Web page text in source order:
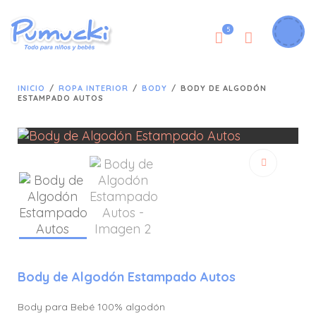
5
INICIO / ROPA INTERIOR / BODY / BODY DE ALGODÓN
ESTAMPADO AUTOS
Body de Algodón Estampado Autos
Body para Bebé 100% algodón